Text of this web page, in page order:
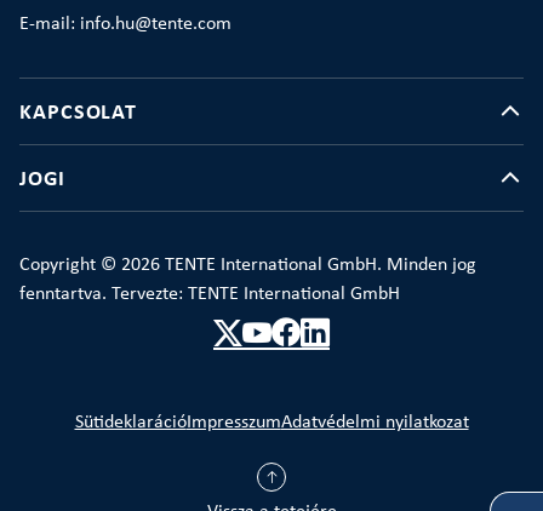
E-mail: info.hu@tente.com
KAPCSOLAT
JOGI
Copyright © 2026 TENTE International GmbH. Minden jog
fenntartva. Tervezte: TENTE International GmbH
SütideklarációImpresszumAdatvédelmi nyilatkozat